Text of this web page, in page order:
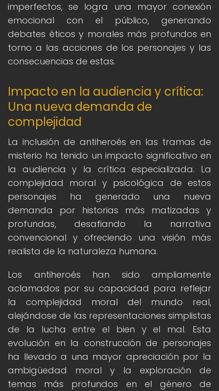
imperfectos, se logra una mayor conexión
emocional con el público, generando
debates éticos y morales más profundos en
torno a las acciones de los personajes y las
consecuencias de estas.
Impacto en la audiencia y crítica:
Una nueva demanda de
complejidad
La inclusión de antiheroés en las tramas de
misterio ha tenido un impacto significativo en
la audiencia y la crítica especializada. La
complejidad moral y psicológica de estos
personajes ha generado una nueva
demanda por historias más matizadas y
profundas, desafiando la narrativa
convencional y ofreciendo una visión más
realista de la naturaleza humana.
Los antiheroés han sido ampliamente
aclamados por su capacidad para reflejar
la complejidad moral del mundo real,
alejándose de las representaciones simplistas
de la lucha entre el bien y el mal. Esta
evolución en la construcción de personajes
ha llevado a una mayor apreciación por la
ambigüedad moral y la exploración de
temas más profundos en el género de